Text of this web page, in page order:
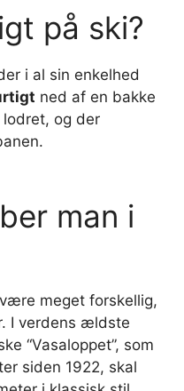
på ski?
i al sin enkelhed
ned af en bakke
og der
man i
meget forskellig,
I verdens ældste
“Vasaloppet”, som
siden 1922, skal